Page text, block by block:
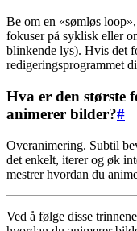
Be om en «sømløs
fokuser på syklisk eller
blinkende lys). Hvis det
redigeringsprogrammet
Hva er den største
animerer bilder?#
Overanimering. Subtil
det enkelt, iterer og øk
mestrer hvordan du
Ved å følge disse